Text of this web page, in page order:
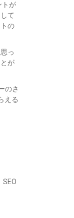
トが
て
の
っ
が
のさ
える